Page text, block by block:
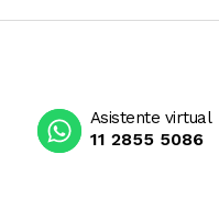
Asistente virtual
11 2855 5086